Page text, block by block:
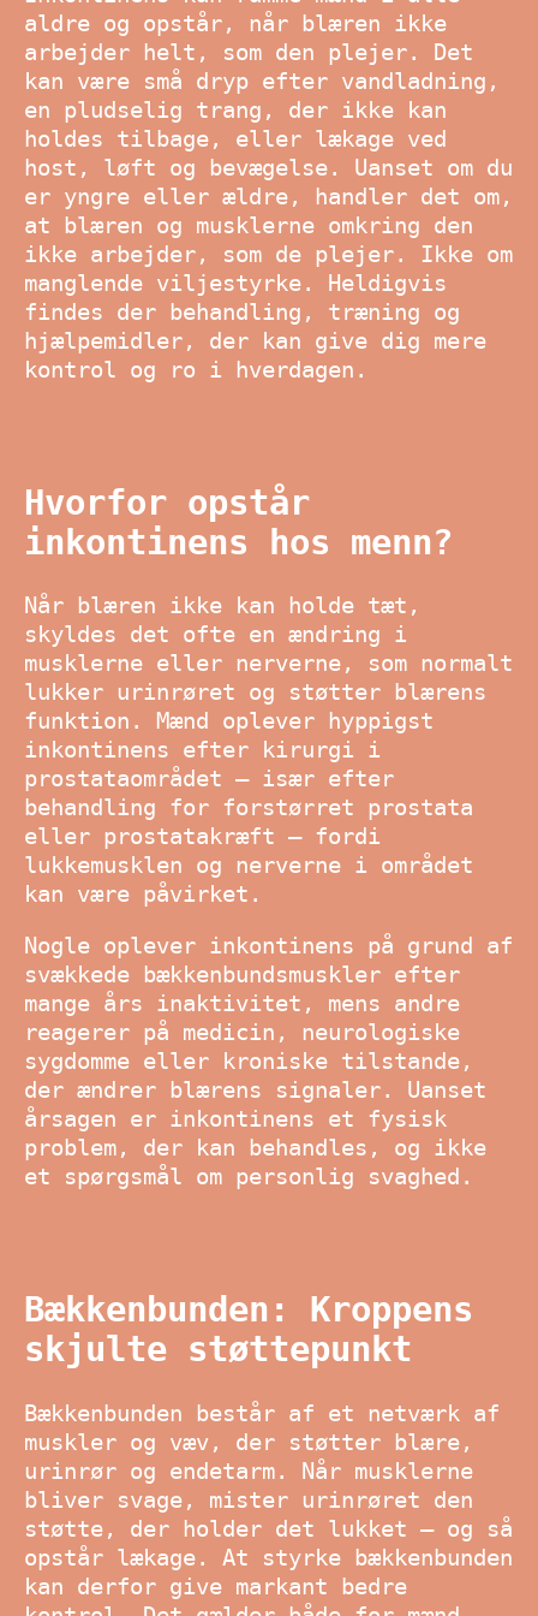
aldre og opstår, når blæren ikke
arbejder helt, som den plejer. Det
kan være små dryp efter vandladning,
en pludselig trang, der ikke kan
holdes tilbage, eller lækage ved
host, løft og bevægelse. Uanset om du
er yngre eller ældre, handler det om,
at blæren og musklerne omkring den
ikke arbejder, som de plejer. Ikke om
manglende viljestyrke. Heldigvis
findes der behandling, træning og
hjælpemidler, der kan give dig mere
kontrol og ro i hverdagen.
Hvorfor opstår
inkontinens hos menn?
Når blæren ikke kan holde tæt,
skyldes det ofte en ændring i
musklerne eller nerverne, som normalt
lukker urinrøret og støtter blærens
funktion. Mænd oplever hyppigst
inkontinens efter kirurgi i
prostataområdet – især efter
behandling for forstørret prostata
eller prostatakræft – fordi
lukkemusklen og nerverne i området
kan være påvirket.
Nogle oplever inkontinens på grund af
svækkede bækkenbundsmuskler efter
mange års inaktivitet, mens andre
reagerer på medicin, neurologiske
sygdomme eller kroniske tilstande,
der ændrer blærens signaler. Uanset
årsagen er inkontinens et fysisk
problem, der kan behandles, og ikke
et spørgsmål om personlig svaghed.
Bækkenbunden: Kroppens
skjulte støttepunkt
Bækkenbunden består af et netværk af
muskler og væv, der støtter blære,
urinrør og endetarm. Når musklerne
bliver svage, mister urinrøret den
støtte, der holder det lukket – og så
opstår lækage. At styrke bækkenbunden
kan derfor give markant bedre